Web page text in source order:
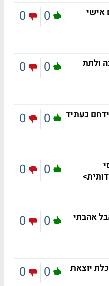
אישי
0
0
ולתת
0
0
כעתיד
0
0
0
0
אהבתי
0
0
יוצאת
0
0